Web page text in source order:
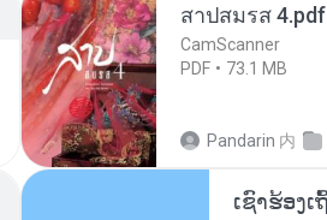
สาปสมรส 4.pdf
CamScanner
PDF
73.1 MB
Pandarin 内